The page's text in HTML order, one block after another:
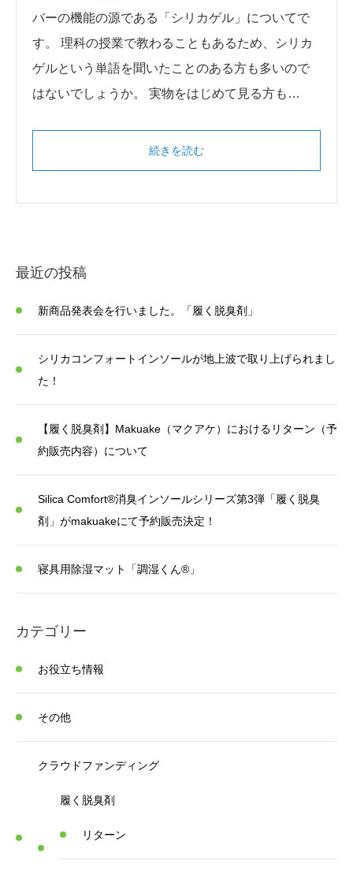
バーの機能の源である「シリカゲル」についてで
す。 理科の授業で教わることもあるため、シリカ
ゲルという単語を聞いたことのある方も多いので
はないでしょうか。 実物をはじめて見る方も…
続きを読む
最近の投稿
新商品発表会を行いました。「履く脱臭剤」
シリカコンフォートインソールが地上波で取り上げられまし
た！
【履く脱臭剤】Makuake（マクアケ）におけるリターン（予
約販売内容）について
Silica Comfort®消臭インソールシリーズ第3弾「履く脱臭
剤」がmakuakeにて予約販売決定！
寝具用除湿マット「調湿くん®」
カテゴリー
お役立ち情報
その他
クラウドファンディング
履く脱臭剤
リターン